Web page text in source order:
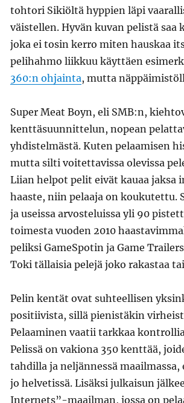
tohtori Sikiöltä hyppien läpi
väistellen. Hyvän kuvan pelistä saa
joka ei tosin kerro miten hauskaa
pelihahmo liikkuu käyttäen
360:n ohjainta, mutta
Super Meat Boyn, eli SMB:n,
kenttäsuunnittelun, nopean
yhdistelmästä. Kuten pelaamisen
mutta silti voitettavissa olevissa
Liian helpot pelit eivät kauaa jaksa
haaste, niin pelaaja on
ja useissa arvosteluissa yli 90
toimesta vuoden 2010
peliksi GameSpotin ja Game
Toki tällaisia pelejä joko rakastaa
Pelin kentät ovat suhteellisen
positiivista, sillä pienistäkin
Pelaaminen vaatii tarkkaa
Pelissä on vakiona 350 kenttää,
tahdilla ja neljännessä
jo helvetissä. Lisäksi julkaisun
Internets”-maailman, jossa on